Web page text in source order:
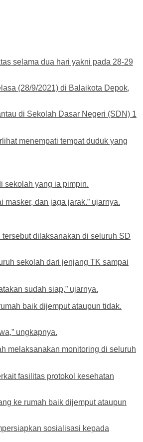
selama dua hari yakni pada 28-29
(28/9/2021) di Balaikota Depok,
di Sekolah Dasar Negeri (SDN) 1
menempati tempat duduk yang
sekolah yang ia pimpin.
dan jaga jarak.” ujarnya.
dilaksanakan di seluruh SD
sekolah dari jenjang TK sampai
sudah siap,” ujarnya.
baik dijemput ataupun tidak.
ungkapnya.
melaksanakan monitoring di seluruh
fasilitas protokol kesehatan
ke rumah baik dijemput ataupun
sosialisasi kepada